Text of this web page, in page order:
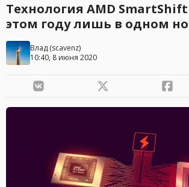
Технология AMD
этом году лишь в одном
Влад (scavenz)
10:40, 8 июня 2020